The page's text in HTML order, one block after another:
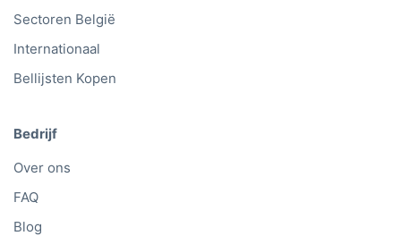
Sectoren België
Internationaal
Bellijsten Kopen
Bedrijf
Over ons
FAQ
Blog